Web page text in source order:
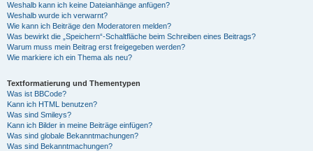
Weshalb kann ich keine Dateianhänge anfügen?
Weshalb wurde ich verwarnt?
Wie kann ich Beiträge den Moderatoren melden?
Was bewirkt die „Speichern“-Schaltfläche beim Schreiben eines Beitrags?
Warum muss mein Beitrag erst freigegeben werden?
Wie markiere ich ein Thema als neu?
Textformatierung und Thementypen
Was ist BBCode?
Kann ich HTML benutzen?
Was sind Smileys?
Kann ich Bilder in meine Beiträge einfügen?
Was sind globale Bekanntmachungen?
Was sind Bekanntmachungen?